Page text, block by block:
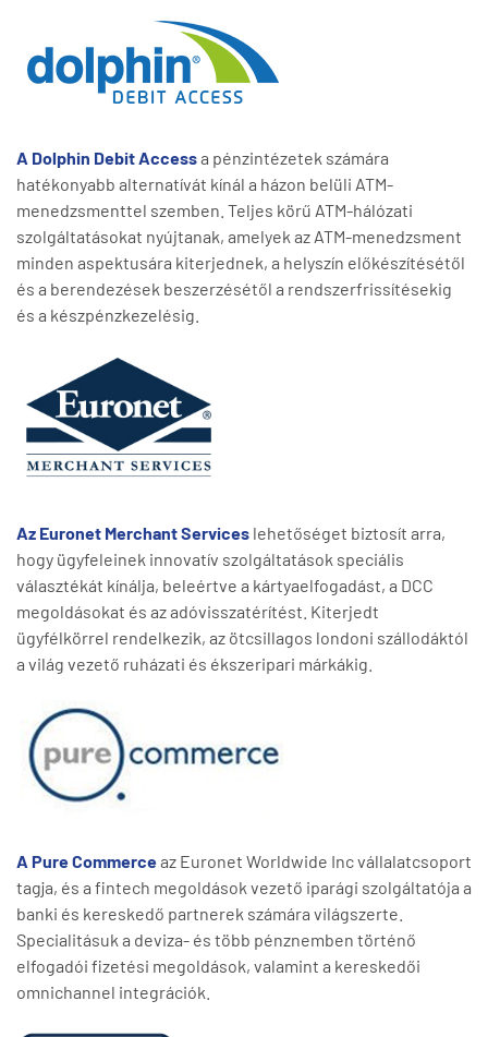
A Dolphin Debit Accessa pénzintézetek számára
hatékonyabb alternatívát kínál a házon belüli ATM-
menedzsmenttel szemben. Teljes körű ATM-hálózati
szolgáltatásokat nyújtanak, amelyek az ATM-menedzsment
minden aspektusára kiterjednek, a helyszín előkészítésétől
és a berendezések beszerzésétől a rendszerfrissítésekig
és a készpénzkezelésig.
Az Euronet Merchant Services lehetőséget biztosít arra,
hogy ügyfeleinek innovatív szolgáltatások speciális
választékát kínálja, beleértve a kártyaelfogadást, a DCC
megoldásokat és az adóvisszatérítést. Kiterjedt
ügyfélkörrel rendelkezik, az ötcsillagos londoni szállodáktól
a világ vezető ruházati és ékszeripari márkákig.
A Pure Commerceaz Euronet Worldwide Inc vállalatcsoport
tagja, és a fintech megoldások vezető iparági szolgáltatója a
banki és kereskedő partnerek számára világszerte.
Specialitásuk a deviza- és több pénznemben történő
elfogadói fizetési megoldások, valamint a kereskedői
omnichannel integrációk.